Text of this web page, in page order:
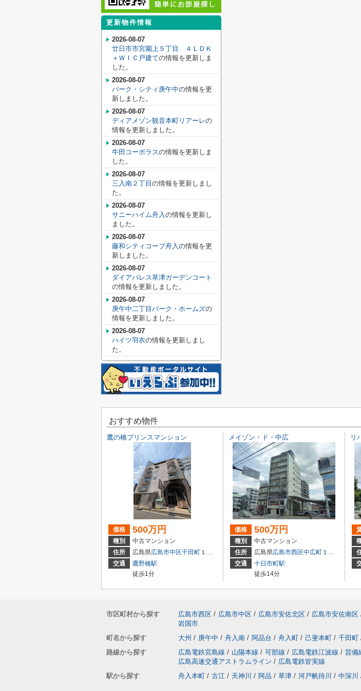
更新物件情報
2026-08-07
廿日市市宮園上５丁目 ４ＬＤＫ
＋ＷＩＣ戸建ての情報を更新しま
した。
2026-08-07
パーク・シティ庚午中の情報を更
新しました。
2026-08-07
ディアメゾン観音本町リアーレの
情報を更新しました。
2026-08-07
牛田コーポラスの情報を更新しま
した。
2026-08-07
三入南２丁目 の情報を更新しまし
た。
2026-08-07
サニーハイム舟入の情報を更新し
ました。
2026-08-07
藤和シティコープ舟入の情報を更
新しました。
2026-08-07
ダイアパレス草津ガーデンコート
の情報を更新しました。
2026-08-07
庚午中二丁目パーク・ホームズの
情報を更新しました。
2026-08-07
ハイツ羽衣の情報を更新しまし
た。
おすすめ物件
鷹の橋プリンスマンション
価格 500万円
種別
中古マンション
住所
広島県広島市中区千田町 １丁目3-9
交通
鷹野橋駅
徒歩1分
メイゾン・ド・中広
価格 500万円
種別
中古マンション
住所
広島県広島市西区中広町 １丁目3-18
交通
十日市町駅
徒歩14分
リ
市区町村から探す 広島市西区 / 広島市中区 / 広島市安佐北区 / 広島市安佐南区
岩国市
町名から探す
大州 / 庚午中 / 舟入南 / 阿品台 / 舟入町 / 己斐本町 / 千田町
路線から探す
広島電鉄宮島線 / 山陽本線 / 可部線 / 広島電鉄江波線 / 芸備
広島高速交通アストラムライン / 広島電鉄皆実線
駅から探す
舟入本町 / 古江 / 天神川 / 阿品 / 草津 / 河戸帆待川 / 中深川